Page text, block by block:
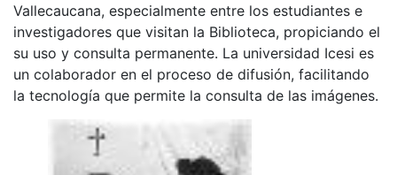
Vallecaucana, especialmente entre los estudiantes e
investigadores que visitan la Biblioteca, propiciando el
su uso y consulta permanente. La universidad Icesi es
un colaborador en el proceso de difusión, facilitando
la tecnología que permite la consulta de las imágenes.